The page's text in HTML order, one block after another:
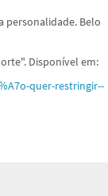
personalidade. Belo
Disponível em:
quer-restringir--